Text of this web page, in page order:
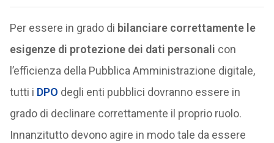
Per essere in grado di bilanciare correttamente le
esigenze di protezione dei dati personali con
l’efficienza della Pubblica Amministrazione digitale,
tutti i DPO degli enti pubblici dovranno essere in
grado di declinare correttamente il proprio ruolo.
Innanzitutto devono agire in modo tale da essere